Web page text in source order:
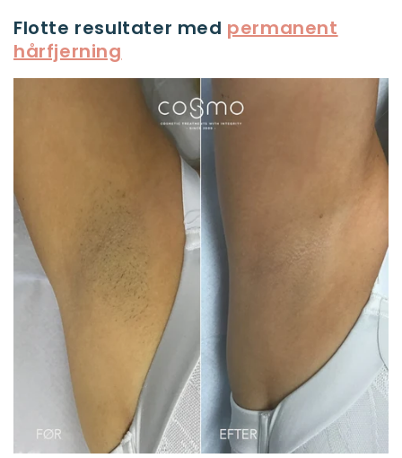
Flotte resultater med permanent
hårfjerning